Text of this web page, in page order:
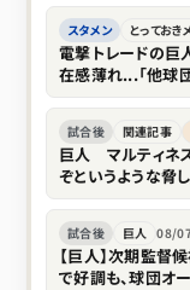
スタメン とっておき
電撃トレードの巨
在感薄れ...「他球
試合後 関連記事
巨人 マルティネ
ぞというような脅
試合後 巨人 08/
【巨人】次期監督
で好調も、球団オ